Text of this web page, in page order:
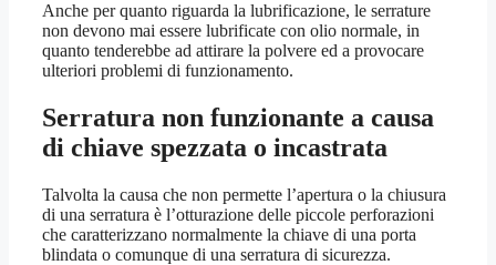
Anche per quanto riguarda la lubrificazione, le serrature
non devono mai essere lubrificate con olio normale, in
quanto tenderebbe ad attirare la polvere ed a provocare
ulteriori problemi di funzionamento.
Serratura non funzionante a causa
di chiave spezzata o incastrata
Talvolta la causa che non permette l’apertura o la chiusura
di una serratura è l’otturazione delle piccole perforazioni
che caratterizzano normalmente la chiave di una porta
blindata o comunque di una serratura di sicurezza.